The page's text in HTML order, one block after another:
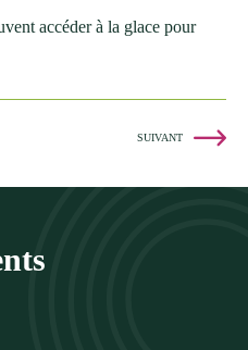
accéder à la glace pour
SUIVANT